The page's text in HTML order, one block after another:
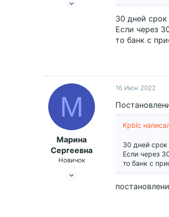
30 дней срок
Если через
то банк с
М
Марина
Сергеевна
Новичок
16 Июн 2022
Kpblc
30 дней срок
Если через
то банк с